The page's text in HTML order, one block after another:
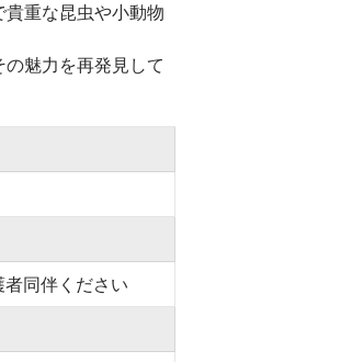
重な昆虫や小動物
魅力を再発見して
同伴ください